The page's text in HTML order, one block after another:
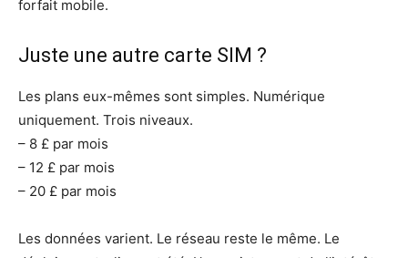
forfait mobile.
Juste une autre carte SIM ?
Les plans eux-mêmes sont simples. Numérique
uniquement. Trois niveaux.
– 8 £ par mois
– 12 £ par mois
– 20 £ par mois
Les données varient. Le réseau reste le même. Le